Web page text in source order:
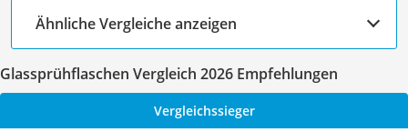
Ähnliche Vergleiche anzeigen
Glassprühflaschen Vergleich 2026 Empfehlungen
Vergleichssieger